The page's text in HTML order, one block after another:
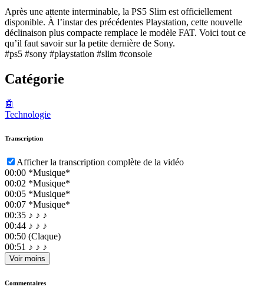
Après une attente interminable, la PS5 Slim est officiellement
disponible. À l’instar des précédentes Playstation, cette nouvelle
déclinaison plus compacte remplace le modèle FAT. Voici tout ce
qu’il faut savoir sur la petite dernière de Sony.
#ps5 #sony #playstation #slim #console
Catégorie
🤖
Technologie
Transcription
Afficher la transcription complète de la vidéo
00:00 *Musique*
00:02 *Musique*
00:05 *Musique*
00:07 *Musique*
00:35 ♪ ♪ ♪
00:44 ♪ ♪ ♪
00:50 (Claque)
00:51 ♪ ♪ ♪
Voir moins
Commentaires